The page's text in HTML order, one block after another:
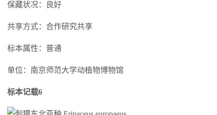
保藏状况：良好
共享方式：合作研究共享
标本属性：普通
单位：南京师范大学动植物博物馆
标本记载6